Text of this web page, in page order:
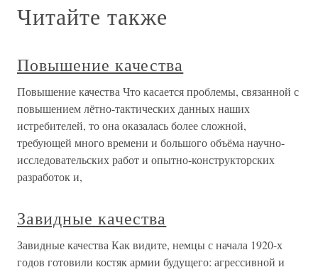
Читайте также
Повышение качества
Повышение качества Что касается проблемы, связанной с
повышением лётно-тактических данных наших
истребителей, то она оказалась более сложной,
требующей много времени и большого объёма научно-
исследовательских работ и опытно-конструкторских
разработок и,
Завидные качества
Завидные качества Как видите, немцы с начала 1920-х
годов готовили костяк армии будущего: агрессивной и